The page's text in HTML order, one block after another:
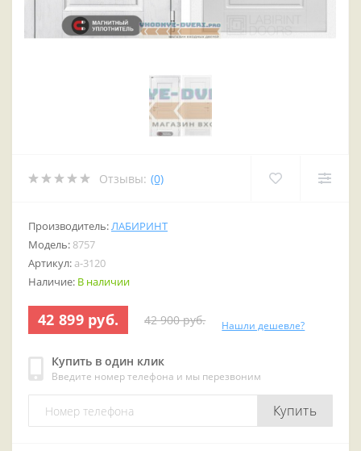
Отзывы: (0)
Производитель:ЛАБИРИНТ
Модель: 8757
Артикул: a-3120
Наличие: В наличии
42 899 руб. 42 900 руб. Нашли дешевле?
Купить в один клик
Введите номер телефона и мы перезвоним
Купить